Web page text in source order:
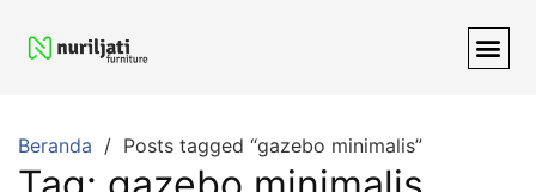
Beranda Posts tagged “gazebo minimalis”